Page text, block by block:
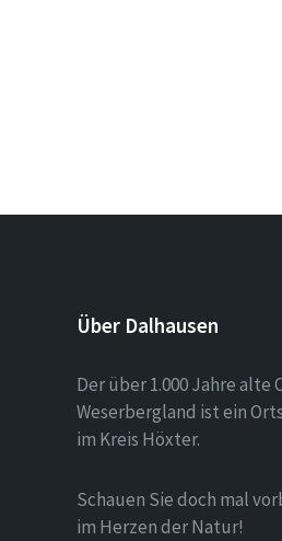
Über Dalhausen
Der über 1.000 Jahre alte
Weserbergland ist ein
im Kreis Höxter.
Schauen Sie doch mal
im Herzen der Natur!